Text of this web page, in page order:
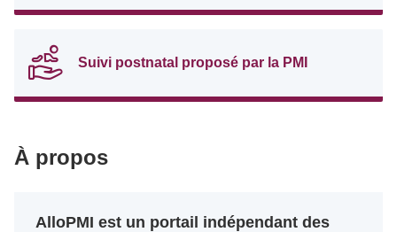
Suivi postnatal proposé par la PMI
À propos
AlloPMI est un portail indépendant des